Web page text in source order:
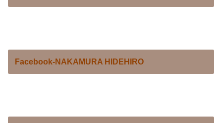
Facebook-NAKAMURA HIDEHIRO